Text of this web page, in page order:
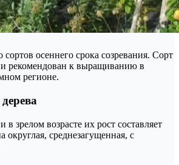
осеннего срока созревания. Сорт
и рекомендован к выращиванию в
регионе.
в зрелом возрасте их рост составляет
округлая, среднезагущенная, с